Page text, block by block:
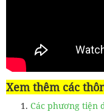
Xem thêm các
Các phương tiện